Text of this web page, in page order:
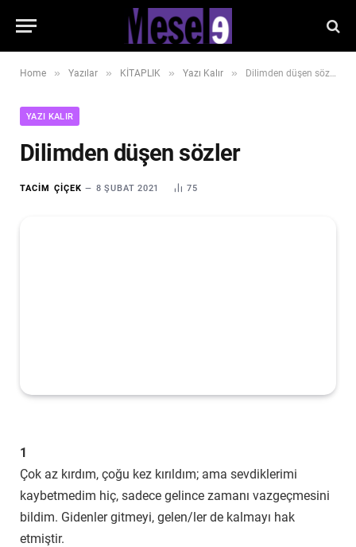
Home » Yazılar » KİTAPLIK » Yazı Kalır » Dilimden düşen sözler
YAZI KALIR
Dilimden düşen sözler
TACIM ÇIÇEK 8 ŞUBAT 2021 75
1
Çok az kırdım, çoğu kez kırıldım; ama sevdiklerimi
kaybetmedim hiç, sadece gelince zamanı vazgeçmesini
bildim. Gidenler gitmeyi, gelen/ler de kalmayı hak
etmiştir.